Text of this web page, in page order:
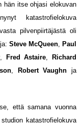
hän itse ohjasi elokuvan
katastrofielokuva
pilvenpiirtäjästä oli
Steve McQueen, Paul
, Fred Astaire,
Richard
, Robert Vaughn ja
että samana vuonna
katastrofielokuva